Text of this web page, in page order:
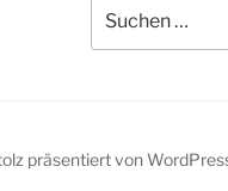
nach:
präsentiert von